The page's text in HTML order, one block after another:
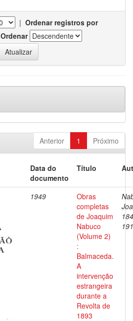
| Ordenar registros por
Ordenar
Anterior 1 Próximo
Data do
documento
Título
1949
Obras
completas
de Joaquim
Nabuco
(Volume 2)
:
Balmaceda.
A
intervenção
estrangeira
durante a
Revolta de
1893